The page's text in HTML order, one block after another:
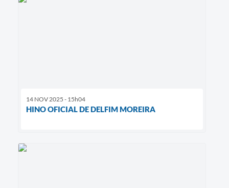
14 NOV 2025 - 15h04
HINO OFICIAL DE DELFIM MOREIRA